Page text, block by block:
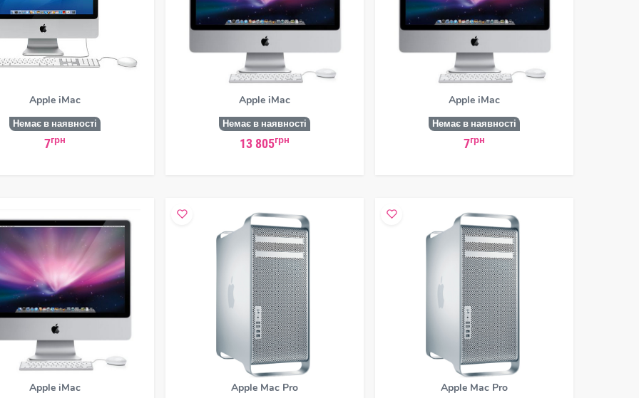
Apple iMac
Немає в наявності
7грн
Apple iMac
Немає в наявності
13 805грн
Apple iMac
Немає в наявності
7грн
Apple iMac Apple Mac Pro Apple Mac Pro